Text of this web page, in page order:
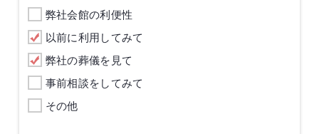
弊社会館の利便性
以前に利用してみて
弊社の葬儀を見て
事前相談をしてみて
その他